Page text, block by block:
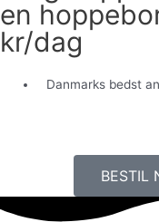
en
kr/dag
Danmarks bedst
BESTIL